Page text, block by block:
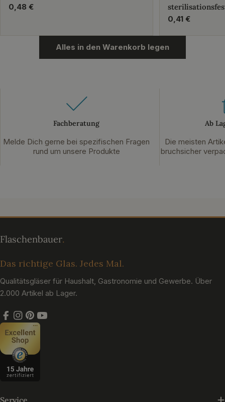
Regulärer
0,48 €
Regulärer
0,41 €
Alles in den Warenkorb legen
Fachberatung
Melde Dich gerne bei spezifischen Fragen
rund um unsere Produkte
Ab
Die meisten
bruchsicher
Das richtige Glas. Jedes Mal.
Qualitätsgläser für Haushalt, Gastronomie und Gewerbe. Über
2.000 Artikel ab Lager.
Facebook
Instagram
Pinterest
YouTube